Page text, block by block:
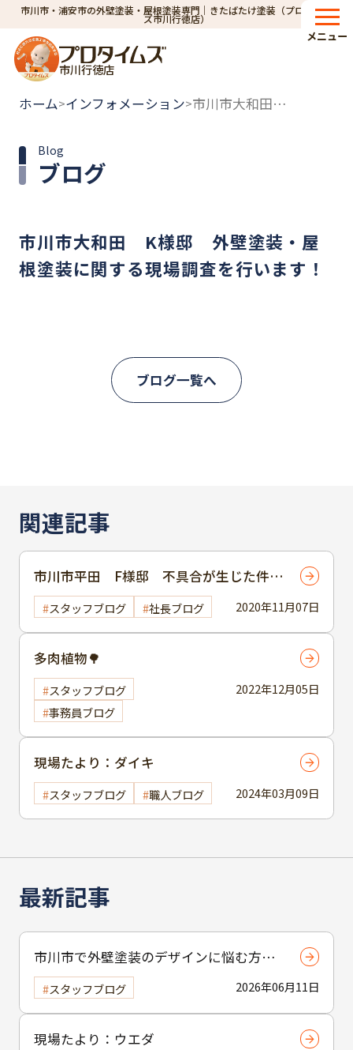
市川市・浦安市の外壁塗装・屋根塗装専門｜きたばたけ塗装（プロタイム
ズ市川行徳店）
市川行徳店
メニュー
ホーム>インフォメーション> 市川市大和田 K様邸 外壁塗装・屋根塗装に関する現場調査を行います！
ブログ
Blog
市川市大和田 K様邸 外壁塗装・屋
根塗装に関する現場調査を行います！
ブログ一覧へ
最新記事
市川市で外壁塗装のデザインに悩む方へ
｜ 色選びの失敗を防ぐポイント
2026年06月11日
スタッフブログ
現場たより：ウエダ
関連記事
2020年11月07日
市川市平田 F様邸 不具合が生じた件に
ついて
スタッフブログ 社長ブログ
2022年12月05日
多肉植物🌳
スタッフブログ
事務員ブログ
2024年03月09日
現場たより：ダイキ
スタッフブログ 職人ブログ